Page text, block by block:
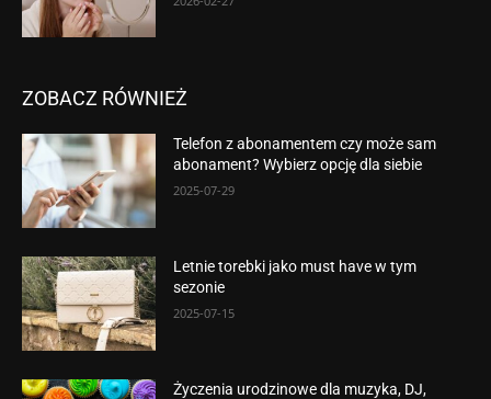
ZOBACZ RÓWNIEŻ
Telefon z abonamentem czy może sam
abonament? Wybierz opcję dla siebie
2025-07-29
Letnie torebki jako must have w tym
sezonie
2025-07-15
Życzenia urodzinowe dla muzyka, DJ,